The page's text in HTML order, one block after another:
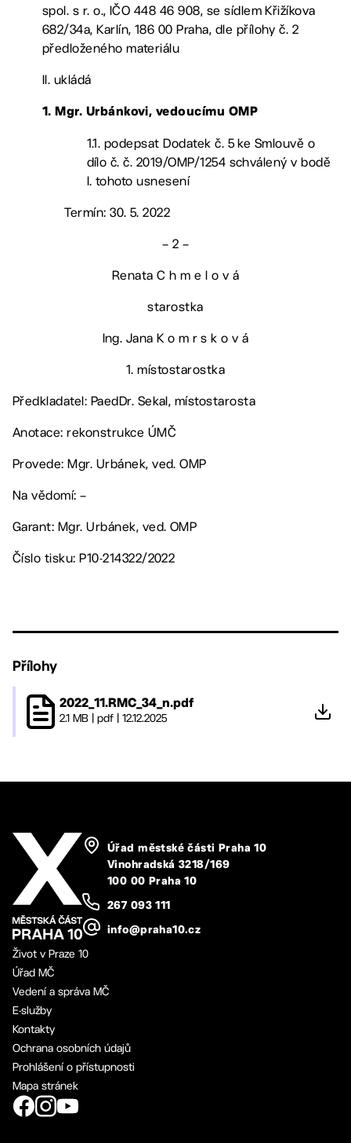
spol. s r. o., IČO 448 46 908, se sídlem Křižíkova
682/34a, Karlín, 186 00 Praha, dle přílohy č. 2
předloženého materiálu
II. ukládá
1. Mgr. Urbánkovi, vedoucímu OMP
1.1. podepsat Dodatek č. 5 ke Smlouvě o
dílo č. č. 2019/OMP/1254 schválený v bodě
I. tohoto usnesení
Termín: 30. 5. 2022
– 2 –
Renata C h m e l o v á
starostka
Ing. Jana K o m r s k o v á
1. místostarostka
Předkladatel: PaedDr. Sekal, místostarosta
Anotace: rekonstrukce ÚMČ
Provede: Mgr. Urbánek, ved. OMP
Na vědomí: –
Garant: Mgr. Urbánek, ved. OMP
Číslo tisku: P10-214322/2022
Přílohy
2022_11.RMC_34_n.pdf
2.1 MB pdf 12.12.2025
Úřad městské části Praha 10
Vinohradská 3218/169
100 00 Praha 10
267 093 111
info@praha10.cz
Život v Praze 10
Úřad MČ
Vedení a správa MČ
E-služby
Kontakty
Ochrana osobních údajů
Prohlášení o přístupnosti
Mapa stránek